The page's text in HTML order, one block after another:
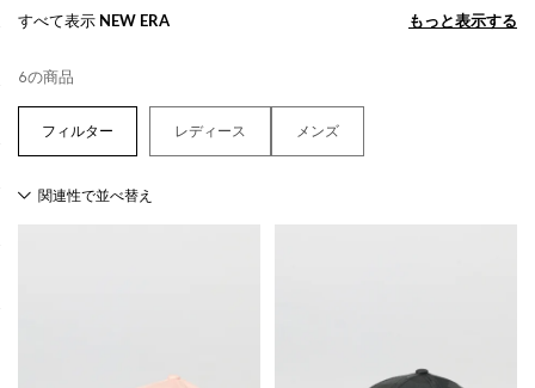
すべて表示 NEW ERA もっと表示する
もっと表示する
6の商品
レディース メンズ